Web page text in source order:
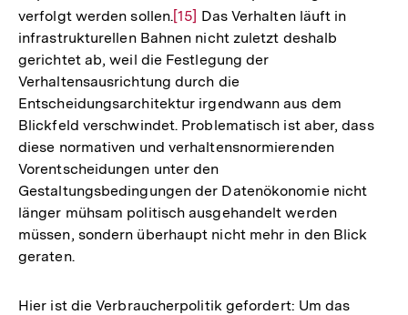
verfolgt werden sollen.Zur
Auflösung
der
Fußnote
[15] Das Verhalten läuft in
infrastrukturellen Bahnen nicht zuletzt deshalb
gerichtet ab, weil die Festlegung der
Verhaltensausrichtung durch die
Entscheidungsarchitektur irgendwann aus dem
Blickfeld verschwindet. Problematisch ist aber, dass
diese normativen und verhaltensnormierenden
Vorentscheidungen unter den
Gestaltungsbedingungen der Datenökonomie nicht
länger mühsam politisch ausgehandelt werden
müssen, sondern überhaupt nicht mehr in den Blick
geraten.
Hier ist die Verbraucherpolitik gefordert: Um das